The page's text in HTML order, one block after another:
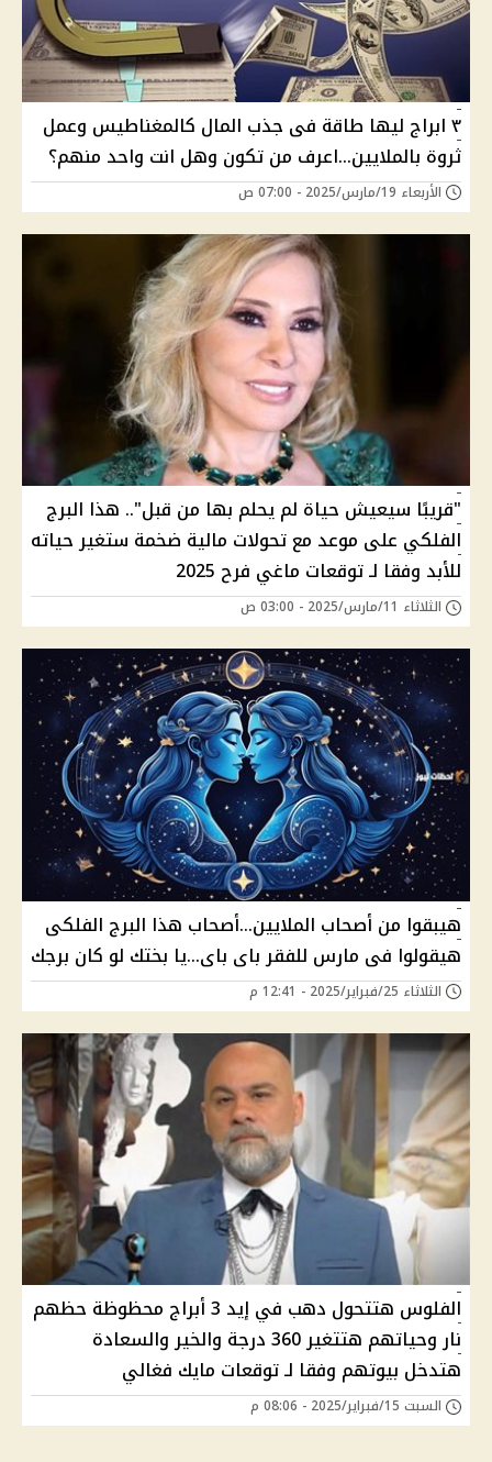
٣ ابراج ليها طاقة فى جذب المال كالمغناطيس وعمل
ثروة بالملايين...اعرف من تكون وهل انت واحد منهم؟
الأربعاء 19/مارس/2025 - 07:00 ص
"قريبًا سيعيش حياة لم يحلم بها من قبل".. هذا البرج
الفلكي على موعد مع تحولات مالية ضخمة ستغير حياته
للأبد وفقا لـ توقعات ماغي فرح 2025
الثلاثاء 11/مارس/2025 - 03:00 ص
هيبقوا من أصحاب الملايين...أصحاب هذا البرج الفلكى
هيقولوا فى مارس للفقر باى باى...يا بختك لو كان برجك
الثلاثاء 25/فبراير/2025 - 12:41 م
الفلوس هتتحول دهب في إيد 3 أبراج محظوظة حظهم
نار وحياتهم هتتغير 360 درجة والخير والسعادة
هتدخل بيوتهم وفقا لـ توقعات مايك فغالي
السبت 15/فبراير/2025 - 08:06 م